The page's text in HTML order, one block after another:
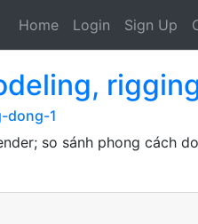
Home Login Sign Up
dong-1
so sánh phong cách